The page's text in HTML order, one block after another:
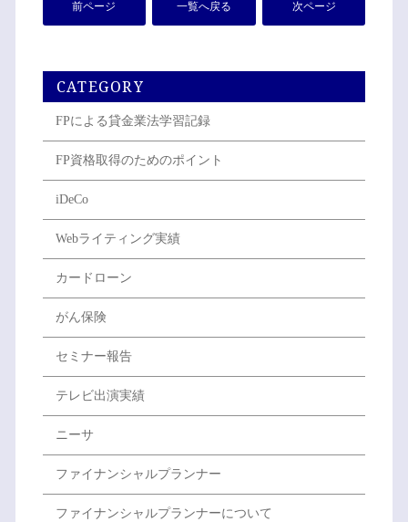
前ページ 一覧へ戻る 次ページ
CATEGORY
FPによる貸金業法学習記録
FP資格取得のためのポイント
iDeCo
Webライティング実績
カードローン
がん保険
セミナー報告
テレビ出演実績
ニーサ
ファイナンシャルプランナー
ファイナンシャルプランナーについて